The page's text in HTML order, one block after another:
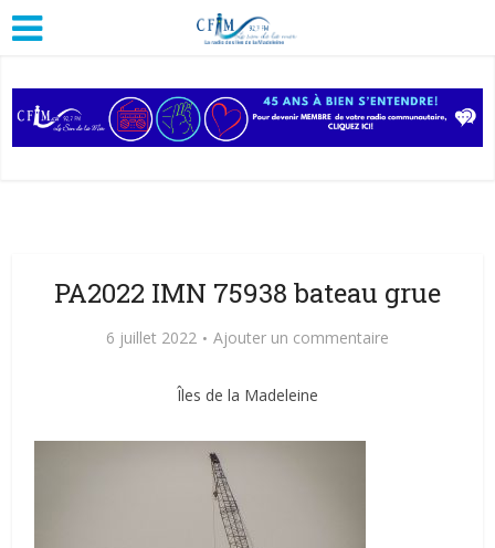
PA2022 IMN 75938 bateau grue
6 juillet 2022 Ajouter un commentaire
Îles de la Madeleine